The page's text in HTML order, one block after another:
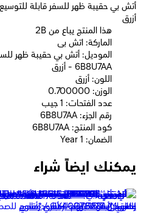
أزرق
2B هذا المنتج يباع من
الماركة: اتش بى
6B8U7AA - أزرق
اللون: أزرق
الوزن: 0.700000
عدد الفتحات: 1 جيب
رقم الجزء: 6B8U7AA
كود المنتج: 6B8U7AA
الضمان: 1 Year
يمكنك ايضاً شراء
2Z8A3AA - رمادي*أسود